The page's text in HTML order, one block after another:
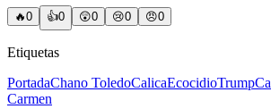
🔥0 👍0 😲0 😢0 😠0
Etiquetas
PortadaChano ToledoCalicaEcocidioTrump
Carmen